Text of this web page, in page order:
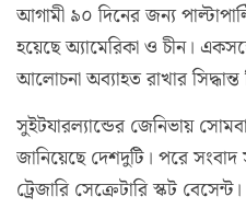
আগামী ৯০ দিনের জন্য
হয়েছে অ্যামেরিকা ও চীন।
আলোচনা অব্যাহত রাখার
সুইটযারল্যান্ডের জেনিভায়
জানিয়েছে দেশদুটি। পরে
ট্রেজারি সেক্রেটারি স্কট বেসেন্ট।